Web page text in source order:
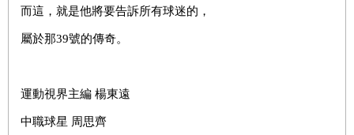
而這，就是他將要告訴所有球迷的，
屬於那39號的傳奇。
運動視界主編 楊東遠
中職球星 周思齊